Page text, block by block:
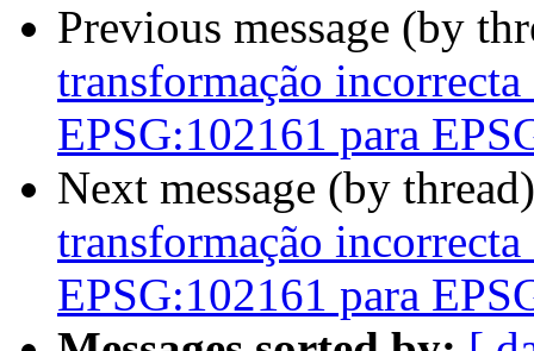
Previous message (by
transformação
EPSG:102161 para
Next message (by
transformação
EPSG:102161 para